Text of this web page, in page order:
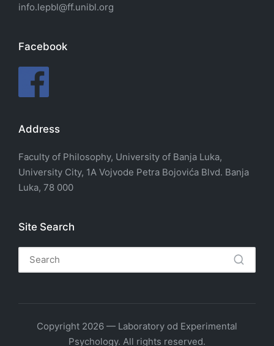
info.lepbl@ff.unibl.org
Facebook
Address
Faculty of Philosophy, University of Banja Luka,
University City, 1A Vojvode Petra Bojovića Blvd. Banja
Luka, 78 000
Site Search
Copyright 2026 — Laboratory od Experimental
Psychology. All rights reserved.